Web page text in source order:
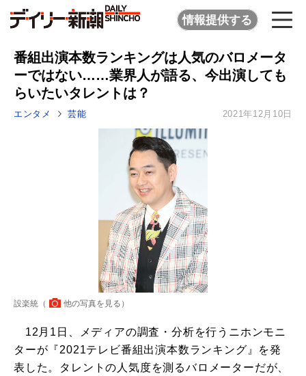
情報提供する
番組出演本数ランキングは人気のバロメータ
ーではない……業界人が語る、今出演しても
らいたいタレントは？
エンタメ 芸能 2021年12月10日
設楽統（ 他の写真を見る ）
12月1日、メディアの調査・分析を行うニホンモニ
ターが『2021テレビ番組出演本数ランキング』を発
表した。タレントの人気度を測るバロメーターだが、